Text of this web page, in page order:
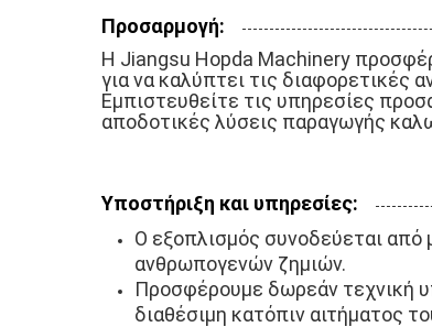
Προσαρμογή:
Η Jiangsu Hopda Machinery
για να καλύπτει τις διαφορετικές
Εμπιστευθείτε τις υπηρεσίες
αποδοτικές λύσεις παραγωγής
Υποστήριξη και υπηρεσίες:
Ο εξοπλισμός συνοδεύεται από
ανθρωπογενών ζημιών.
Προσφέρουμε δωρεάν τεχνική
διαθέσιμη κατόπιν αιτήματος